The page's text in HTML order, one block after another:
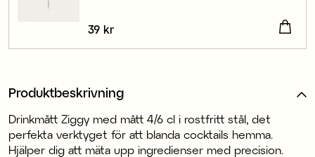
Pris:
39 kr
Produktbeskrivning
Drinkmått Ziggy med mått 4/6 cl i rostfritt stål, det
perfekta verktyget för att blanda cocktails hemma.
Hjälper dig att mäta upp ingredienser med precision.